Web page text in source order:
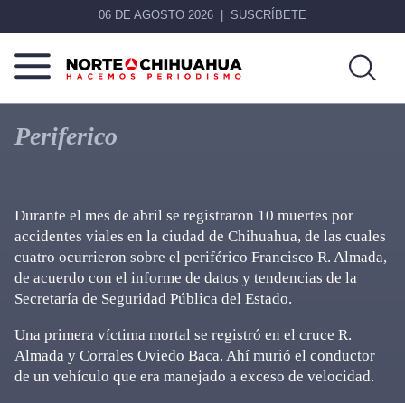
06 DE AGOSTO 2026 SUSCRÍBETE
Norte
De
Chihuahua
Más
que
noticias,
Periferico
Durante el mes de abril se registraron 10 muertes por
accidentes viales en la ciudad de Chihuahua, de las cuales
cuatro ocurrieron sobre el periférico Francisco R. Almada,
de acuerdo con el informe de datos y tendencias de la
Secretaría de Seguridad Pública del Estado.
Una primera víctima mortal se registró en el cruce R.
Almada y Corrales Oviedo Baca. Ahí murió el conductor
de un vehículo que era manejado a exceso de velocidad.